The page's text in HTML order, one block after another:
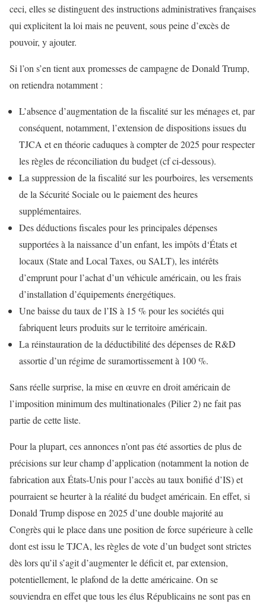
ceci, elles se distinguent des instructions administratives françaises
qui explicitent la loi mais ne peuvent, sous peine d’excès de
pouvoir, y ajouter.
Si l’on s’en tient aux promesses de campagne de Donald Trump,
on retiendra notamment :
L’absence d’augmentation de la fiscalité sur les ménages et, par
conséquent, notamment, l’extension de dispositions issues du
TJCA et en théorie caduques à compter de 2025 pour respecter
les règles de réconciliation du budget (cf ci-dessous).
La suppression de la fiscalité sur les pourboires, les versements
de la Sécurité Sociale ou le paiement des heures
supplémentaires.
Des déductions fiscales pour les principales dépenses
supportées à la naissance d’un enfant, les impôts d‘États et
locaux (State and Local Taxes, ou SALT), les intérêts
d’emprunt pour l’achat d’un véhicule américain, ou les frais
d’installation d’équipements énergétiques.
Une baisse du taux de l’IS à 15 % pour les sociétés qui
fabriquent leurs produits sur le territoire américain.
La réinstauration de la déductibilité des dépenses de R&D
assortie d’un régime de suramortissement à 100 %.
Sans réelle surprise, la mise en œuvre en droit américain de
l’imposition minimum des multinationales (Pilier 2) ne fait pas
partie de cette liste.
Pour la plupart, ces annonces n’ont pas été assorties de plus de
précisions sur leur champ d’application (notamment la notion de
fabrication aux États-Unis pour l’accès au taux bonifié d’IS) et
pourraient se heurter à la réalité du budget américain. En effet, si
Donald Trump dispose en 2025 d’une double majorité au
Congrès qui le place dans une position de force supérieure à celle
dont est issu le TJCA, les règles de vote d’un budget sont strictes
dès lors qu’il s’agit d’augmenter le déficit et, par extension,
potentiellement, le plafond de la dette américaine. On se
souviendra en effet que tous les élus Républicains ne sont pas en